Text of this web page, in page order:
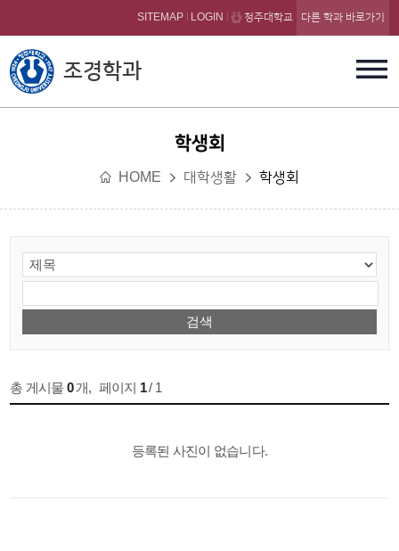
본문 바로가기
조경학과
SITEMAP LOGIN 청주대학교 다른 학과 바로가기
학생회
HOME 대학생활 학생회
총 게시물 0개, 페이지 1/ 1
등록된 사진이 없습니다.